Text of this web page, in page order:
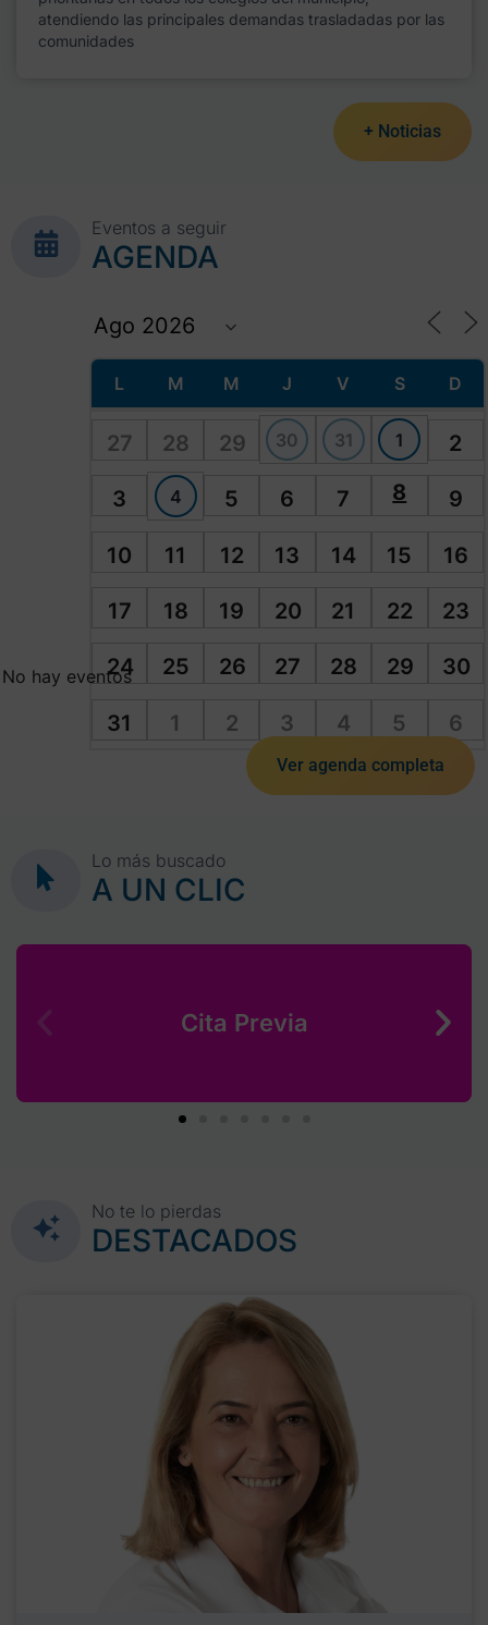
atendiendo las principales demandas trasladadas por las
comunidades
+ Noticias
Eventos a seguir
AGENDA
L M M J V S D
27 28 29 30 31 1 2
3 4 5 6 7 8 9
10 11 12 13 14 15 16
17 18 19 20 21 22 23
24 25 26 27 28 29 30
31 1 2 3 4 5 6
No hay eventos
Ver agenda completa
Lo más buscado
A UN CLIC
Cita Previa
No te lo pierdas
DESTACADOS